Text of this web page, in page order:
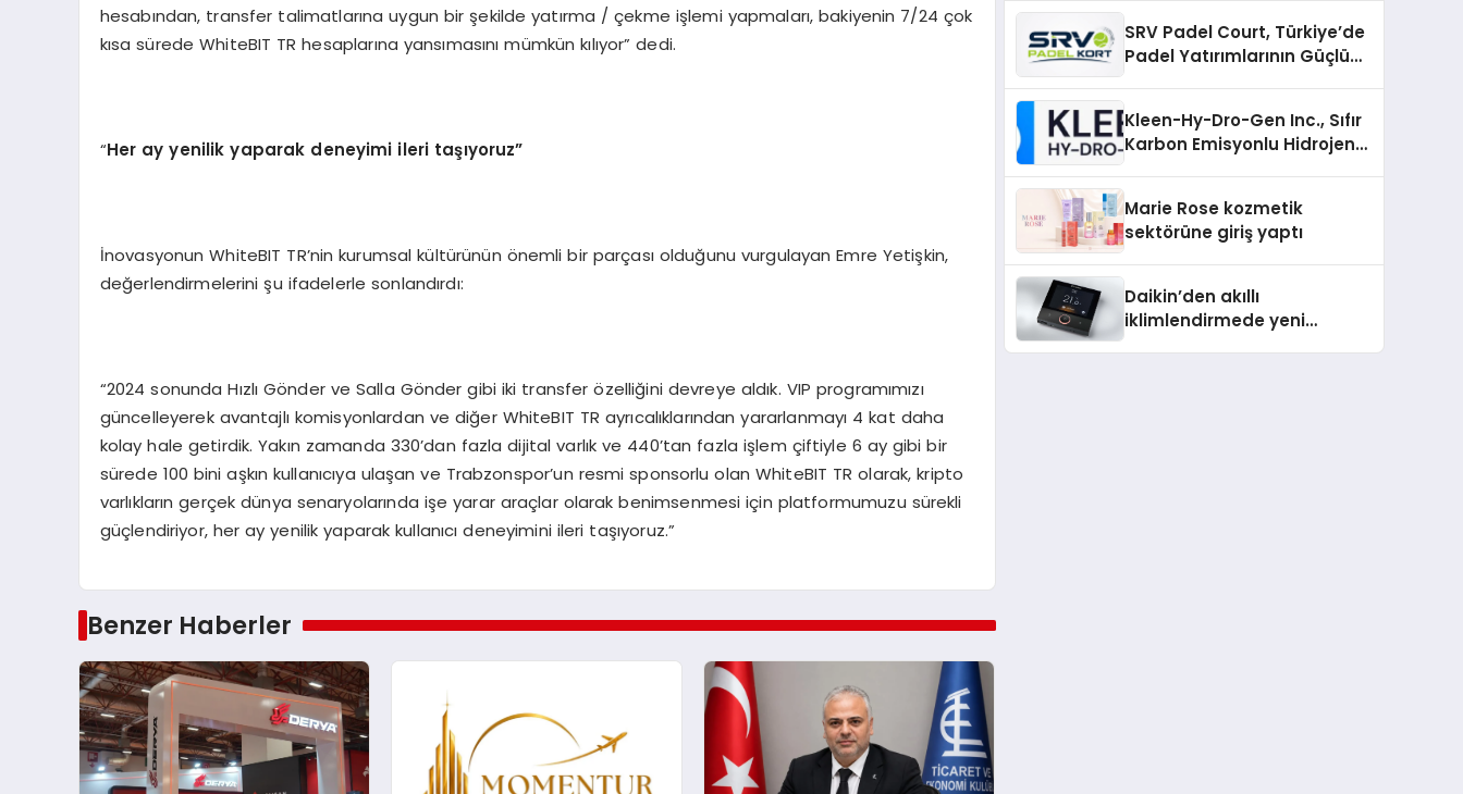
hesabından, transfer talimatlarına uygun bir şekilde yatırma / çekme işlemi yapmaları, bakiyenin 7/24 çok
kısa sürede WhiteBIT TR hesaplarına yansımasını mümkün kılıyor” dedi.
“Her ay yenilik yaparak deneyimi ileri taşıyoruz”
İnovasyonun WhiteBIT TR’nin kurumsal kültürünün önemli bir parçası olduğunu vurgulayan Emre Yetişkin,
değerlendirmelerini şu ifadelerle sonlandırdı:
“2024 sonunda Hızlı Gönder ve Salla Gönder gibi iki transfer özelliğini devreye aldık. VIP programımızı
güncelleyerek avantajlı komisyonlardan ve diğer WhiteBIT TR ayrıcalıklarından yararlanmayı 4 kat daha
kolay hale getirdik. Yakın zamanda 330’dan fazla dijital varlık ve 440’tan fazla işlem çiftiyle 6 ay gibi bir
sürede 100 bini aşkın kullanıcıya ulaşan ve Trabzonspor’un resmi sponsorlu olan WhiteBIT TR olarak, kripto
varlıkların gerçek dünya senaryolarında işe yarar araçlar olarak benimsenmesi için platformumuzu sürekli
güçlendiriyor, her ay yenilik yaparak kullanıcı deneyimini ileri taşıyoruz.”
Benzer Haberler
SRV Padel Court, Türkiye’de
Padel Yatırımlarının Güçlü
Kleen-Hy-Dro-Gen Inc., Sıfır
Karbon Emisyonlu Hidrojen
Aldı
Marie Rose kozmetik
sektörüne giriş yaptı
Daikin’den akıllı
iklimlendirmede yeni